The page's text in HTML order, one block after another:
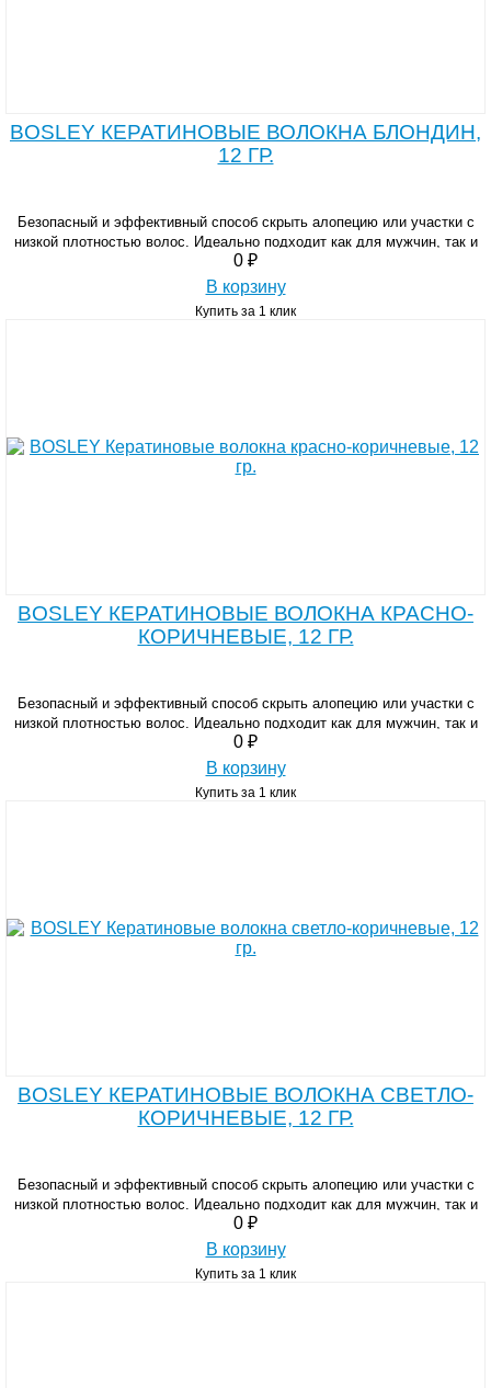
BOSLEY КЕРАТИНОВЫЕ ВОЛОКНА БЛОНДИН,
12 ГР.
Безопасный и эффективный способ скрыть алопецию или участки с
низкой плотностью волос. Идеально подходит как для мужчин, так и
для женщин.
0 ₽
В корзину
Купить за 1 клик
BOSLEY КЕРАТИНОВЫЕ ВОЛОКНА КРАСНО-
КОРИЧНЕВЫЕ, 12 ГР.
Безопасный и эффективный способ скрыть алопецию или участки с
низкой плотностью волос. Идеально подходит как для мужчин, так и
для женщин.
0 ₽
В корзину
Купить за 1 клик
BOSLEY КЕРАТИНОВЫЕ ВОЛОКНА СВЕТЛО-
КОРИЧНЕВЫЕ, 12 ГР.
Безопасный и эффективный способ скрыть алопецию или участки с
низкой плотностью волос. Идеально подходит как для мужчин, так и
для женщин.
0 ₽
В корзину
Купить за 1 клик